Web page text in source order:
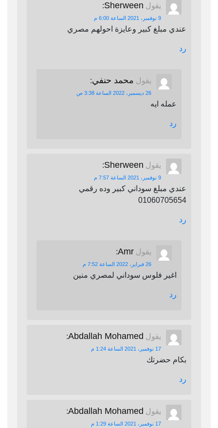
يقول Sherween
:
9 نوفمبر، 2021 الساعة 6:00 م
عندي مبلغ كبير وعايزة احولهم مصري
رد
يقول محمد حنفي:
26 ديسمبر، 2022 الساعة 3:38 ص
عمله ايه
رد
يقول Sherween
:
9 نوفمبر، 2021 الساعة 7:57 م
عندي مبلغ سوداني كبير وده رقمي
01060705654
رد
يقول Amr
:
26 فبراير، 2022 الساعة 7:52 م
اغير فلوس سوداني لمصري منين
رد
يقول Abdallah Mohamed
:
17 نوفمبر، 2021 الساعة 1:24 م
بكام حضرتك
رد
يقول Abdallah Mohamed
:
17 نوفمبر، 2021 الساعة 1:29 م